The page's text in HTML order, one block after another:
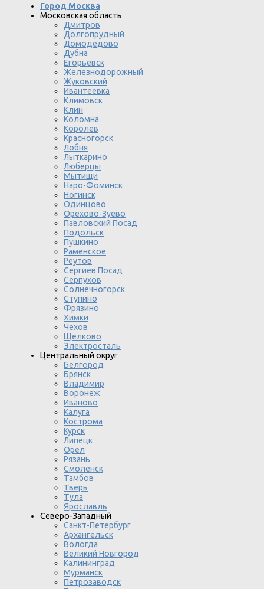
Город Москва
Московская область
Дмитров
Долгопрудный
Домодедово
Дубна
Егорьевск
Железнодорожный
Жуковский
Ивантеевка
Климовск
Клин
Коломна
Королев
Красногорск
Лобня
Лыткарино
Люберцы
Мытищи
Наро-Фоминск
Ногинск
Одинцово
Орехово-Зуево
Павловский Посад
Подольск
Пушкино
Раменское
Реутов
Сергиев Посад
Серпухов
Солнечногорск
Ступино
Фрязино
Химки
Чехов
Щелково
Электросталь
Центральный округ
Белгород
Брянск
Владимир
Воронеж
Иваново
Калуга
Кострома
Курск
Липецк
Орел
Рязань
Смоленск
Тамбов
Тверь
Тула
Ярославль
Северо-Западный
Санкт-Петербург
Архангельск
Вологда
Великий Новгород
Калининград
Мурманск
Петрозаводск